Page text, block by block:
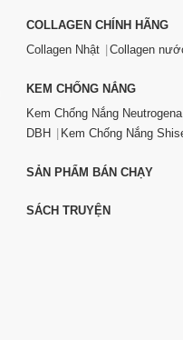
COLLAGEN CHÍNH HÃNG
Collagen Nhật
Collagen
KEM CHỐNG NẮNG
Kem Chống Nắng Neutrogena
DBH
Kem Chống Nắng
SẢN PHẨM BÁN CHẠY
SÁCH TRUYỆN